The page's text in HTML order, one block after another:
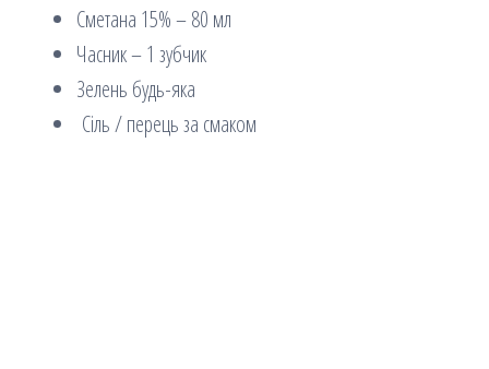
Сметана 15% – 80 мл
Часник – 1 зубчик
Зелень будь-яка
Сіль / перець за смаком